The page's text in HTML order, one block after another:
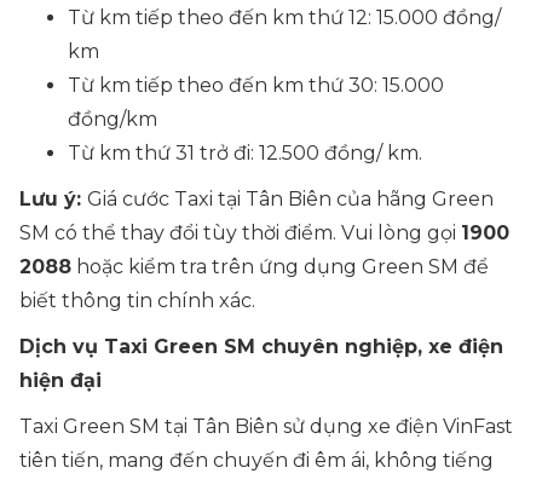
Từ km tiếp theo đến km thứ 12: 15.000 đồng/
km
Từ km tiếp theo đến km thứ 30: 15.000
đồng/km
Từ km thứ 31 trở đi: 12.500 đồng/ km.
Lưu ý: Giá cước Taxi tại Tân Biên của hãng Green
SM có thể thay đổi tùy thời điểm. Vui lòng gọi 1900
2088 hoặc kiểm tra trên ứng dụng Green SM để
biết thông tin chính xác.
Dịch vụ Taxi Green SM chuyên nghiệp, xe điện
hiện đại
Taxi Green SM tại Tân Biên sử dụng xe điện VinFast
tiên tiến, mang đến chuyến đi êm ái, không tiếng